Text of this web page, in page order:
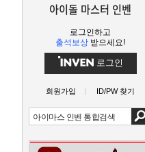
아이돌 마스터 인벤
로그인하고
출석보상 받으세요!
로그인
회원가입 ID/PW 찾기